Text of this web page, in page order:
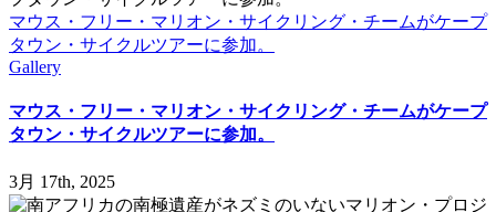
入
が
完
し
ま
し
た
は
マウス・フリー・マリオン・サイクリング・チームがケープ
タウン・サイクルツアーに参加。
Gallery
マウス・フリー・マリオン・サイクリング・チームがケープ
タウン・サイクルツアーに参加。
3月 17th, 2025